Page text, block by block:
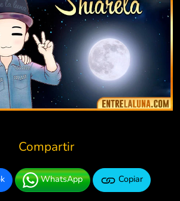
Compartir
WhatsApp Copiar